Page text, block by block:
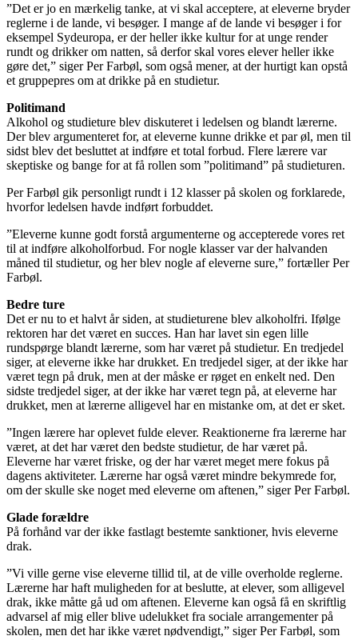
”Det er jo en mærkelig tanke, at vi skal acceptere, at eleverne bryder
reglerne i de lande, vi besøger. I mange af de lande vi besøger i for
eksempel Sydeuropa, er der heller ikke kultur for at unge render
rundt og drikker om natten, så derfor skal vores elever heller ikke
gøre det,” siger Per Farbøl, som også mener, at der hurtigt kan opstå
et gruppepres om at drikke på en studietur.
Politimand
Alkohol og studieture blev diskuteret i ledelsen og blandt lærerne.
Der blev argumenteret for, at eleverne kunne drikke et par øl, men til
sidst blev det besluttet at indføre et total forbud. Flere lærere var
skeptiske og bange for at få rollen som ”politimand” på studieturen.
Per Farbøl gik personligt rundt i 12 klasser på skolen og forklarede,
hvorfor ledelsen havde indført forbuddet.
”Eleverne kunne godt forstå argumenterne og accepterede vores ret
til at indføre alkoholforbud. For nogle klasser var der halvanden
måned til studietur, og her blev nogle af eleverne sure,” fortæller Per
Farbøl.
Bedre ture
Det er nu to et halvt år siden, at studieturene blev alkoholfri. Ifølge
rektoren har det været en succes. Han har lavet sin egen lille
rundspørge blandt lærerne, som har været på studietur. En tredjedel
siger, at eleverne ikke har drukket. En tredjedel siger, at der ikke har
været tegn på druk, men at der måske er røget en enkelt ned. Den
sidste tredjedel siger, at der ikke har været tegn på, at eleverne har
drukket, men at lærerne alligevel har en mistanke om, at det er sket.
”Ingen lærere har oplevet fulde elever. Reaktionerne fra lærerne har
været, at det har været den bedste studietur, de har været på.
Eleverne har været friske, og der har været meget mere fokus på
dagens aktiviteter. Lærerne har også været mindre bekymrede for,
om der skulle ske noget med eleverne om aftenen,” siger Per Farbøl.
Glade forældre
På forhånd var der ikke fastlagt bestemte sanktioner, hvis eleverne
drak.
”Vi ville gerne vise eleverne tillid til, at de ville overholde reglerne.
Lærerne har haft muligheden for at beslutte, at elever, som alligevel
drak, ikke måtte gå ud om aftenen. Eleverne kan også få en skriftlig
advarsel af mig eller blive udelukket fra sociale arrangementer på
skolen, men det har ikke været nødvendigt,” siger Per Farbøl, som